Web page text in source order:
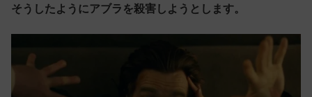
そうしたようにアブラを殺害しようとします。